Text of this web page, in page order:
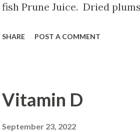
fish Prune Juice. Dried
خونی خستگی ضعف قوای جسمانی
نفس است ورزش سنگین حاملگی
SHARE POST A COMMENT
Vitamin D
September 23, 2022